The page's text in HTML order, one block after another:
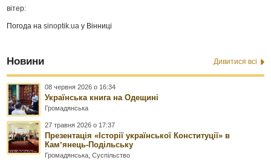
вітер:
Погода наsinoptik.ua у Вінниці
Новини Дивитися всі
08 червня 2026 о 16:34
Українська книга на Одещині
Громадянська
27 травня 2026 о 17:37
Презентація «Історії української Конституції» в
Камʼянець-Подільську
Громадянська ,Суспільство